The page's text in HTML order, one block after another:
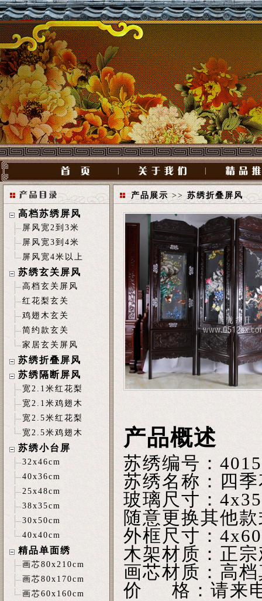
高档苏绣屏风
屏风宽2到3米
屏风宽3到4米
屏风宽4米以上
苏绣玄关屏风
高档玄关屏风
红花梨玄关
鸡翅木玄关
简约款玄关
家居玄关屏风
苏绣折叠屏风
苏绣隔断屏风
宽2.1米红花梨
宽2.1米鸡翅木
宽2.5米红花梨
宽2.5米鸡翅木
苏绣小台屏
32x46cm
40x36cm
25x48cm
38x35cm
30x50cm
40x40cm
精品单面绣
画芯80x210cm
画芯80x170cm
画芯60x160cm
产品展示>>苏绣折叠屏风
产品概述
苏绣编号：
苏绣名称：四
玻璃尺寸：
随意更换其他
外框尺寸：
木架材质：正
画芯材质：高
价 格：请来